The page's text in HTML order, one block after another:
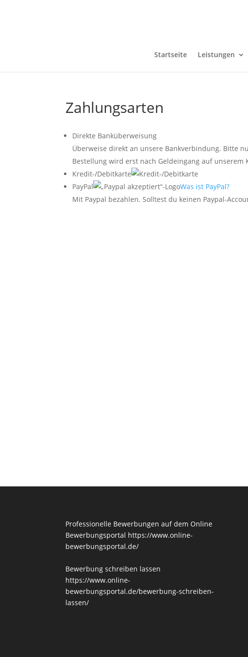
Startseite Leistungen
Zahlungsarten
Direkte Banküberweisung
Überweise direkt an unsere Bankverbindung. Bitte
Bestellung wird erst nach Geldeingang auf unserem
Kredit-/Debitkarte
PayPal
Was ist PayPal?
Mit Paypal bezahlen. Solltest du keinen Paypal-
Professionelle Bewerbungen auf dem Online
Bewerbungsportal https://www.online-
bewerbungsportal.de/
Bewerbung schreiben lassen
https://www.online-
bewerbungsportal.de/bewerbung-schreiben-
lassen/